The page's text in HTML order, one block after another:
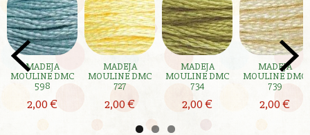
MADEJA
MOULINE DMC
598
2,00 €
MADEJA
MOULINE DMC
727
2,00 €
MADEJA
MOULINE DMC
734
2,00 €
MADEJA
MOULINE DMC
739
2,00 €